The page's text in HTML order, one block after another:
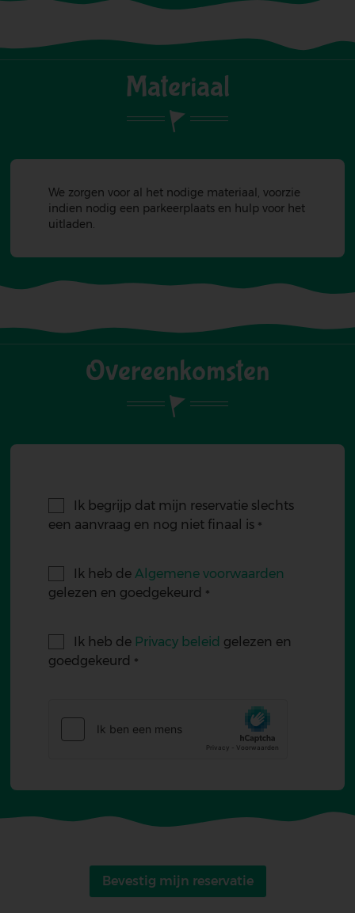
Materiaal
We zorgen voor al het nodige materiaal, voorzie
indien nodig een parkeerplaats en hulp voor het
uitladen.
Overeenkomsten
Ik begrijp dat mijn reservatie slechts
een aanvraag en nog niet finaal is
Ik heb de Algemene voorwaarden
gelezen en goedgekeurd
Ik heb de Privacy beleid gelezen en
goedgekeurd
Bevestig mijn reservatie